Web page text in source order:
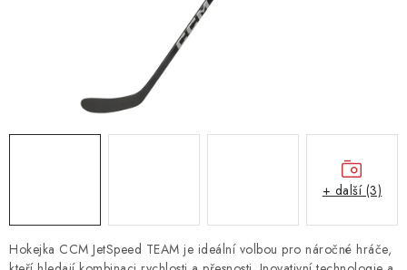
DÁMSKÁ VÝSTROJ
Hokejka CCM JetSpeed TEAM je ideální volbou pro náročné hráče,
+ další (3)